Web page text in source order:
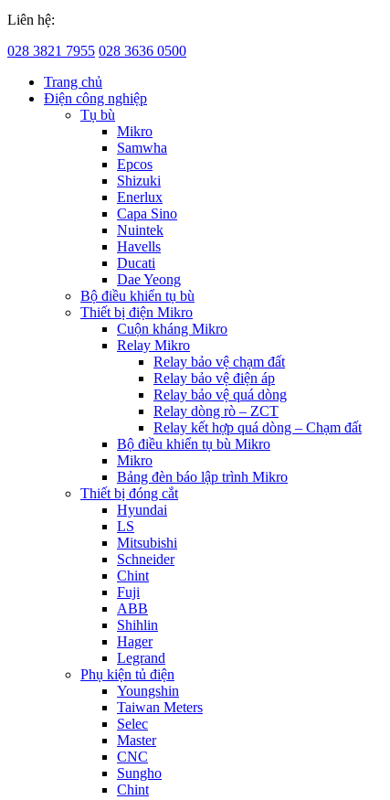
Liên hệ:
028 3821 7955 028 3636 0500
Trang chủ
Điện công nghiệp
Tụ bù
Mikro
Samwha
Epcos
Shizuki
Enerlux
Capa Sino
Nuintek
Havells
Ducati
Dae Yeong
Bộ điều khiển tụ bù
Thiết bị điện Mikro
Cuộn kháng Mikro
Relay Mikro
Relay bảo vệ chạm đất
Relay bảo vệ điện áp
Relay bảo vệ quá dòng
Relay dòng rò – ZCT
Relay kết hợp quá dòng – Chạm đất
Bộ điều khiển tụ bù Mikro
Mikro
Bảng đèn báo lập trình Mikro
Thiết bị đóng cắt
Hyundai
LS
Mitsubishi
Schneider
Chint
Fuji
ABB
Shihlin
Hager
Legrand
Phụ kiện tủ điện
Youngshin
Taiwan Meters
Selec
Master
CNC
Sungho
Chint